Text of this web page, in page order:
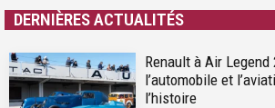
DERNIÈRES ACTUALITÉS
Renault à Air Legend
l’automobile et
l’histoire